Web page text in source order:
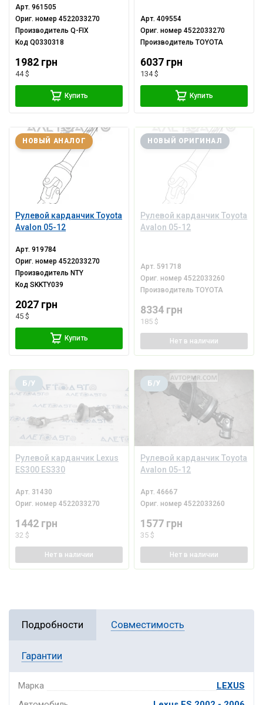
Арт.961505
Ориг. номер4522033270
ПроизводительQ-FIX
КодQ0330318
1982 грн
44 $
Купить
Арт.409554
Ориг. номер4522033270
ПроизводительTOYOTA
6037 грн
134 $
Купить
Рулевой карданчик Toyota
Avalon 05-12
НОВЫЙ АНАЛОГ
Арт.919784
Ориг. номер4522033270
Производитель NTY
КодSKKTY039
2027 грн
45 $
Купить
Рулевой карданчик Toyota
Avalon 05-12
НОВЫЙ ОРИГИНАЛ
Арт. 591718
Ориг. номер4522033260
ПроизводительTOYOTA
8334 грн
185 $
Нет в наличии
Рулевой карданчик Lexus
ES300 ES330
Б/У
Арт. 31430
Ориг. номер4522033270
1442 грн
32 $
Нет в наличии
Рулевой карданчик Toyota
Avalon 05-12
Б/У
Арт.46667
Ориг. номер4522033260
1577 грн
35 $
Нет в наличии
Подробности Совместимость
Гарантии
Марка
LEXUS